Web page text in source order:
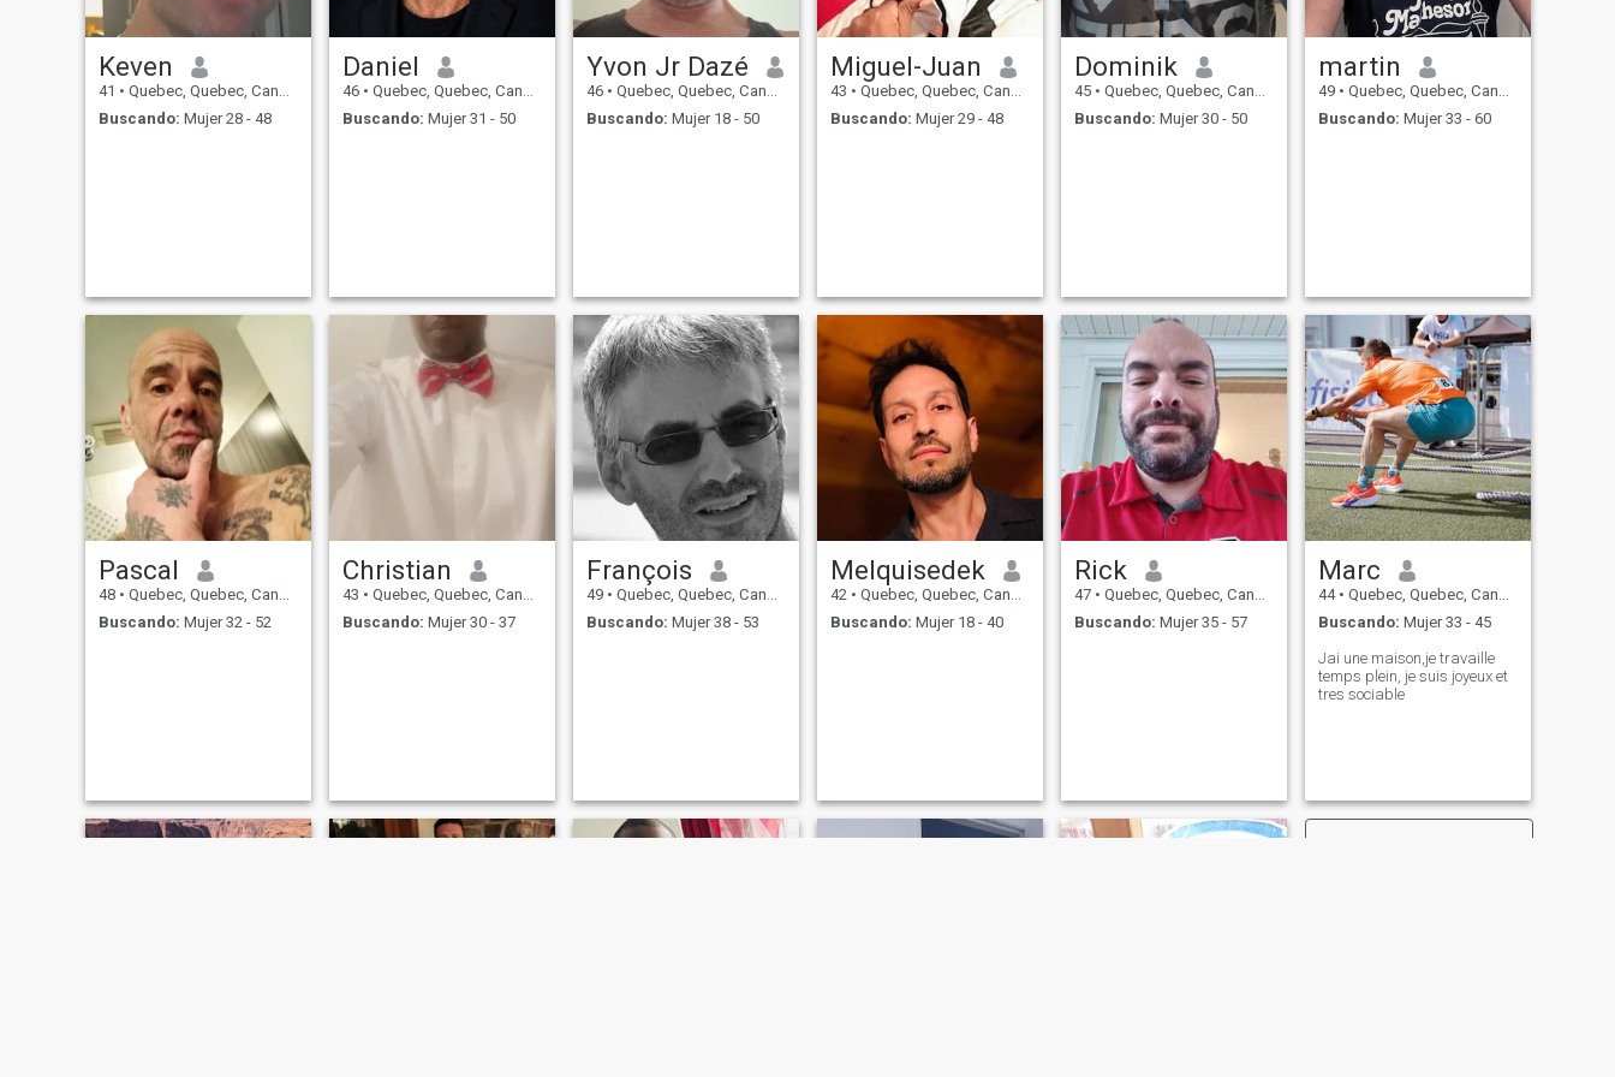
Keven
41 • Quebec, Quebec, Canadá
Buscando: Mujer 28 - 48
Daniel
46 • Quebec, Quebec, Canadá
Buscando: Mujer 31 - 50
Yvon Jr Dazé
46 • Quebec, Quebec, Canadá
Buscando: Mujer 18 - 50
Miguel-Juan
43 • Quebec, Quebec, Canadá
Buscando: Mujer 29 - 48
Dominik
45 • Quebec, Quebec, Canadá
Buscando: Mujer 30 - 50
martin
49 • Quebec, Quebec, Canadá
Buscando: Mujer 33 - 60
Pascal
48 • Quebec, Quebec, Canadá
Buscando: Mujer 32 - 52
Christian
43 • Quebec, Quebec, Canadá
Buscando: Mujer 30 - 37
François
49 • Quebec, Quebec, Canadá
Buscando: Mujer 38 - 53
Melquisedek
42 • Quebec, Quebec, Canadá
Buscando: Mujer 18 - 40
Rick
47 • Quebec, Quebec, Canadá
Buscando: Mujer 35 - 57
Marc
44 • Quebec, Quebec, Canadá
Buscando: Mujer 33 - 45
Jai une maison,je travaille
temps plein, je suis joyeux et
tres sociable